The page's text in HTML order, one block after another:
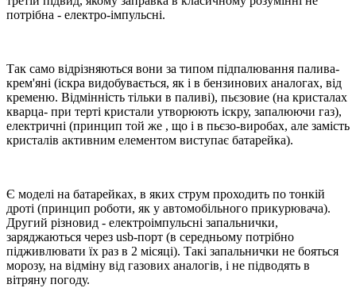
потрібна - електро-імпульсні.
Так само відрізняються вони за типом підпалювання палива-
крем'яні (іскра видобувається, як і в бензинових аналогах, від
кременю. Відмінність тільки в паливі), пьєзовие (на кристалах
кварца- при терті кристали утворюють іскру, запалюючи газ),
електричні (принцип той же , що і в пьєзо-виробах, але замість
кристалів активним елементом виступає батарейка).
Є моделі на батарейках, в яких струм проходить по тонкій
дроті (принцип роботи, як у автомобільного прикурювача).
Другий різновид - електроімпульсні запальнички,
заряджаються через usb-порт (в середньому потрібно
підживлювати їх раз в 2 місяці). Такі запальнички не бояться
морозу, на відміну від газових аналогів, і не підводять в
вітряну погоду.